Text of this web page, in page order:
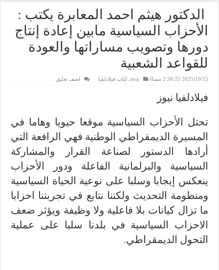
الدكتور هيثم احمد المعابرة يكتب :
الأحزاب السياسية مابين إعادة إنتاج
دورها وتصويب مساراتها والعودة
للقواعد الشعبية
2025/10/15 2:56:25 مساءً stop
,كتاب فيلادلفيا اضف تعليق
فيلادلفيا نيوز
تحتل الأحزاب السياسية موقعا حيويا وهاما في
المسيرة الديمقراطي الوطنية فهي الرافعة التي
أرادها الدستور لصناعة القرار والمشاركة
السياسية والبرلمانية الفاعلة ودور الأحزاب
ينعكس إيجابا وسلبا على نوعية الحياة السياسية
ومنظومة التحديث ولكننا نتابع في تجربتنا احزابا
ما تزال كيانات بلا فاعلية ولا وظيفة ويؤثر ضعف
الاحزاب السياسية في بلدنا سلبا على عملية
التحول الديمقراطي.